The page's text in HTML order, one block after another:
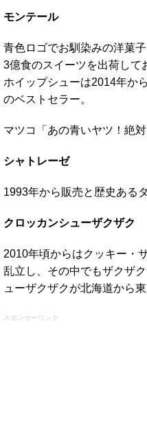
モンテール
青色ロゴでお馴染みの洋菓
3億食のスイーツを出荷して
ホイップシューは2014年か
のベストセラー。
マツコ「あの青いヤツ！絶対
シャトレーゼ
1993年から販売と歴史ある
クロッカンシューザクザク
2010年頃からはクッキー・
乱立し、その中でもザクザ
ューザクザクが北海道から東
スポンサーリンク